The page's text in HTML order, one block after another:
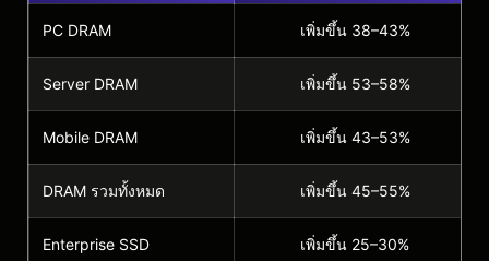
PC DRAM เพิ่มขึ้น 38–43%
Server DRAM เพิ่มขึ้น 53–58%
Mobile DRAM เพิ่มขึ้น 43–53%
DRAM รวมทั้งหมด เพิ่มขึ้น 45–55%
Enterprise SSD เพิ่มขึ้น 25–30%